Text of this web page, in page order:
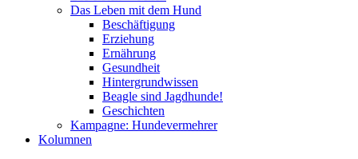
Das Leben mit dem Hund
Beschäftigung
Erziehung
Ernährung
Gesundheit
Hintergrundwissen
Beagle sind Jagdhunde!
Geschichten
Kampagne: Hundevermehrer
Kolumnen